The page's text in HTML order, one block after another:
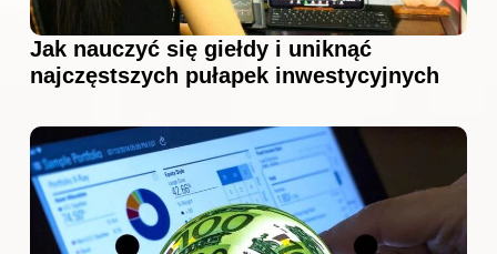
Jak nauczyć się giełdy i uniknąć
najczęstszych pułapek inwestycyjnych